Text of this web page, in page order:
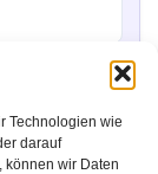
Technologien wie
darauf
können wir Daten
und